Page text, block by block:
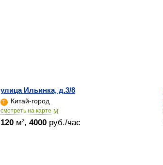
улица Ильинка, д.3/8
Китай-город
cмотреть на карте
120м2, 4000руб./час